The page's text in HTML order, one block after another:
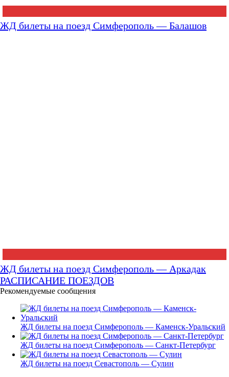
ЖД билеты на поезд Симферополь — Балашов
ЖД билеты на поезд Симферополь — Аркадак
РАСПИСАНИЕ ПОЕЗДОВ
Рекомендуемые сообщения
ЖД билеты на поезд Симферополь — Каменск-Уральский
ЖД билеты на поезд Симферополь — Санкт-Петербург
ЖД билеты на поезд Севастополь — Сулин